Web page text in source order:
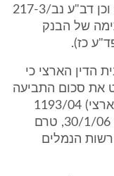
מדינת ישראל, פד"ע כ' עמ' 240, 241 וכן דב"ע נב/217-3
של הבנק
כז).
הדין הארצי כי
את סכום התביעה
ולשלם את סכום האגרה בגינה (ע"ע (ארצי) 1193/04
רפפורט ואח' נ' רשות שדות התעופה, 30/1/06, טרם
220/03 ארגס נ' רשות הנמלים